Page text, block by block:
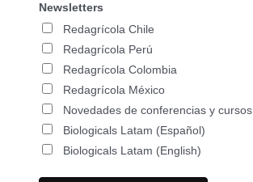
Newsletters
Redagrícola Chile
Redagrícola Perú
Redagrícola Colombia
Redagrícola México
Novedades de conferencias y cursos
Biologicals Latam (Español)
Biologicals Latam (English)